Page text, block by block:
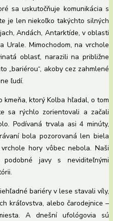
sa uskutočňuje komunikácia s
je len niekoľko takýchto silných
Andách, Antarktíde, v oblasti
Urale. Mimochodom, na vrchole
oblasť, narazili na približne
„bariérou“, akoby cez zahmlené
ľudí.
ktorý Kolba hľadal, o tom
sa rýchlo zorientovali a začali
Podívaná trvala asi 4 minúty,
bola pozorovaná len biela
hory vôbec nebola. Naši
javy s neviditeľnými
bariéry v lese stavali víly,
kráľovstva, alebo čarodejnice –
A dnešní ufológovia sú